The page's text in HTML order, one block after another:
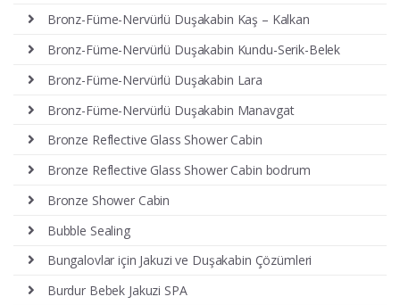
Bronz-Füme-Nervürlü Duşakabin Kaş – Kalkan
Bronz-Füme-Nervürlü Duşakabin Kundu-Serik-Belek
Bronz-Füme-Nervürlü Duşakabin Lara
Bronz-Füme-Nervürlü Duşakabin Manavgat
Bronze Reflective Glass Shower Cabin
Bronze Reflective Glass Shower Cabin bodrum
Bronze Shower Cabin
Bubble Sealing
Bungalovlar için Jakuzi ve Duşakabin Çözümleri
Burdur Bebek Jakuzi SPA